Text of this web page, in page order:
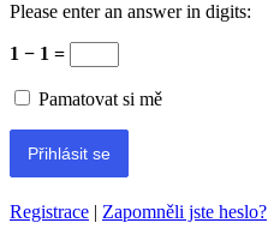
Please enter an answer in digits:
1 − 1 =
Pamatovat si mě
Registrace | Zapomněli jste heslo?